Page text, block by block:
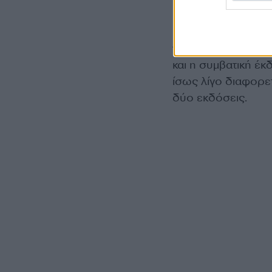
παραπέμπουν στο
την υψηλή απόδοση
και η συμβατική
ίσως λίγο
δύο εκδόσεις.